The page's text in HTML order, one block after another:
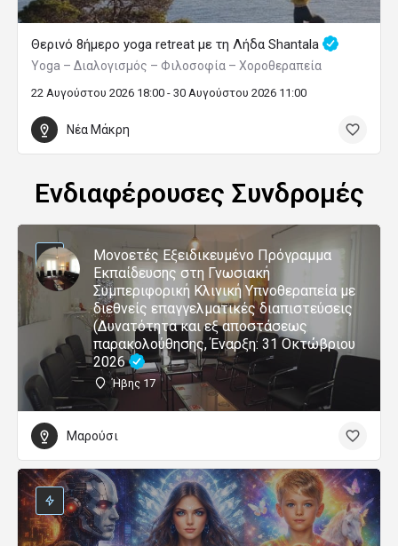
Θερινό 8ήμερο yoga retreat με τη Λήδα Shantala
Yoga – Διαλογισμός – Φιλοσοφία – Χοροθεραπεία
22 Αυγούστου 2026 18:00 - 30 Αυγούστου 2026 11:00
Νέα Μάκρη
Ενδιαφέρουσες Συνδρομές
Μονοετές Εξειδικευμένο Πρόγραμμα
Εκπαίδευσης στη Γνωσιακή
Συμπεριφορική Κλινική Υπνοθεραπεία με
διεθνείς επαγγελματικές διαπιστεύσεις
(Δυνατότητα και εξ αποστάσεως
παρακολούθησης, Έναρξη: 31 Οκτώβριου
2026
Ήβης 17
Μαρούσι